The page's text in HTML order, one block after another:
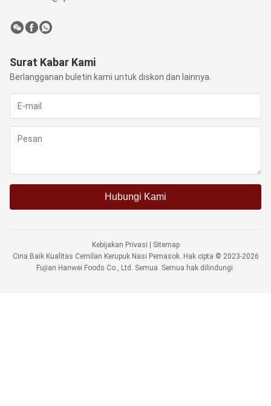
Surat Kabar Kami
Berlangganan buletin kami untuk diskon dan lainnya.
Hubungi Kami
Kebijakan Privasi | Sitemap
Cina Baik Kualitas Cemilan Kerupuk Nasi Pemasok. Hak cipta © 2023-2026
Fujian Hanwei Foods Co., Ltd. Semua. Semua hak dilindungi.